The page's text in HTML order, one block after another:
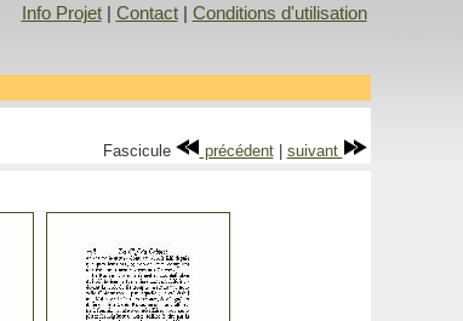
Info Projet| Contact| Conditions d'utilisation
Fascicule précédent| suivant